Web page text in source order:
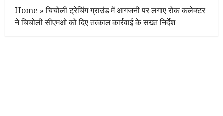
Home »चिचोली ट्रेचिंग ग्राउंड में आगजनी पर लगाए रोक कलेक्टर
ने चिचोली सीएमओ को दिए तत्काल कार्रवाई के सख्त निर्देश